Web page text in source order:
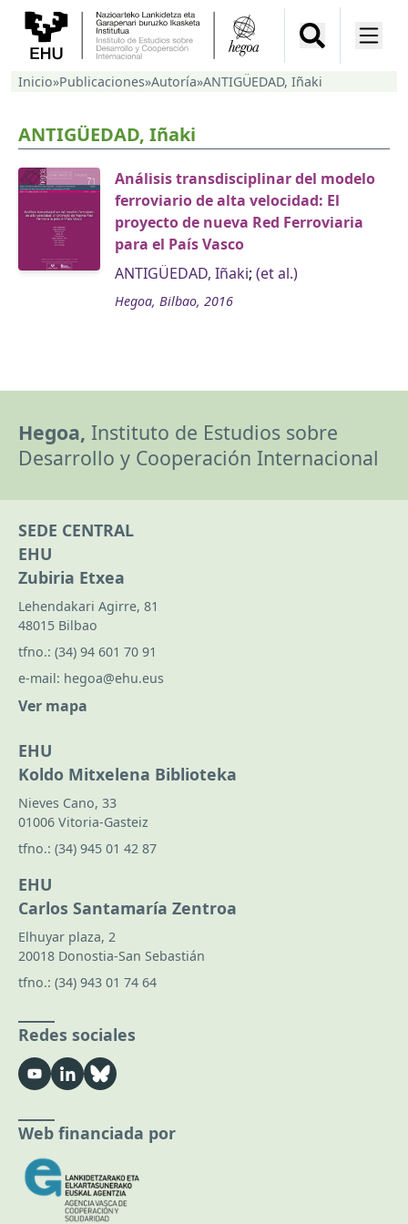
Inicio»Publicaciones»Autoría»ANTIGÜEDAD, Iñaki
ANTIGÜEDAD, Iñaki
Análisis transdisciplinar del modelo
ferroviario de alta velocidad: El
proyecto de nueva Red Ferroviaria
para el País Vasco
ANTIGÜEDAD, Iñaki; (et al.)
Hegoa, Bilbao, 2016
Hegoa, Instituto de Estudios sobre
Desarrollo y Cooperación Internacional
SEDE CENTRAL
EHU
Zubiria Etxea
Lehendakari Agirre, 81
48015 Bilbao
tfno.: (34) 94 601 70 91
e-mail: hegoa@ehu.eus
Ver mapa
EHU
Koldo Mitxelena Biblioteka
Nieves Cano, 33
01006 Vitoria-Gasteiz
tfno.: (34) 945 01 42 87
EHU
Carlos Santamaría Zentroa
Elhuyar plaza, 2
20018 Donostia-San Sebastián
tfno.: (34) 943 01 74 64
Redes sociales
Web financiada por